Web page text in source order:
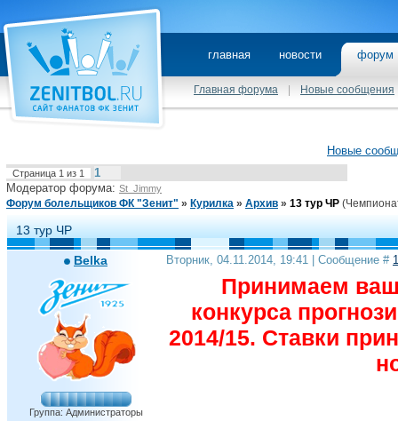
главная новости
Главная форума Новые сообщения
Новые
Страница 1 из 1
1
Модератор форума: St_Jimmy
Форум болельщиков ФК "Зенит" » Курилка » Архив » 13 тур ЧР
13 тур ЧР
Belka
Группа: Администраторы
Вторник, 04.11.2014, 19:41 | Сообщение # 1
Принимаем
конкурса
2014/15. Ставки